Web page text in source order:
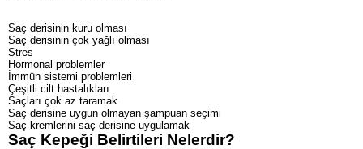
Saç derisinin kuru olması
Saç derisinin çok yağlı olması
Stres
Hormonal problemler
İmmün sistemi problemleri
Çeşitli cilt hastalıkları
Saçları çok az taramak
Saç derisine uygun olmayan şampuan seçimi
Saç kremlerini saç derisine uygulamak
Saç Kepeği Belirtileri Nelerdir?